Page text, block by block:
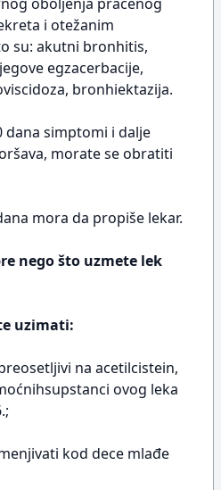
i otežanim
su: akutni bronhitis,
egzacerbacije,
bronhiektazija.
dana simptomi i dalje
morate se obratiti
mora da propiše lekar.
nego što uzmete lek
uzimati:
na acetilcistein,
ovog leka
kod dece mlađe